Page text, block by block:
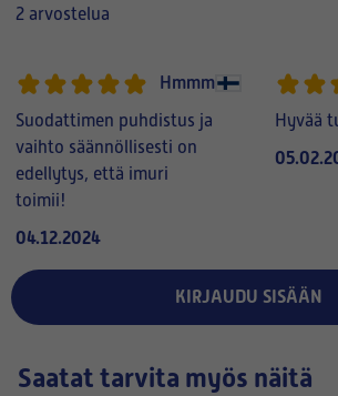
2 arvostelua
Hmmm
Suodattimen puhdistus ja
vaihto säännöllisesti on
edellytys, että imuri
toimii!
04.12.2024
Hyvää
KIRJAUDU SISÄÄN
Saatat tarvita myös näitä